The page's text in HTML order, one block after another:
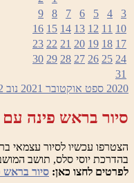
3
4
5
6
7
8
9
10
11
12
13
14
15
16
17
18
19
20
21
22
23
24
25
26
27
28
29
30
31
2020 ספט אוקטובר 2021 נוב
סיור בראש פינה עם
הצטרפו עכשיו לסיור עצמאי
בהדרכת יוסי סלס, תושב
לפרטים לחצו כאן: סיור בראש